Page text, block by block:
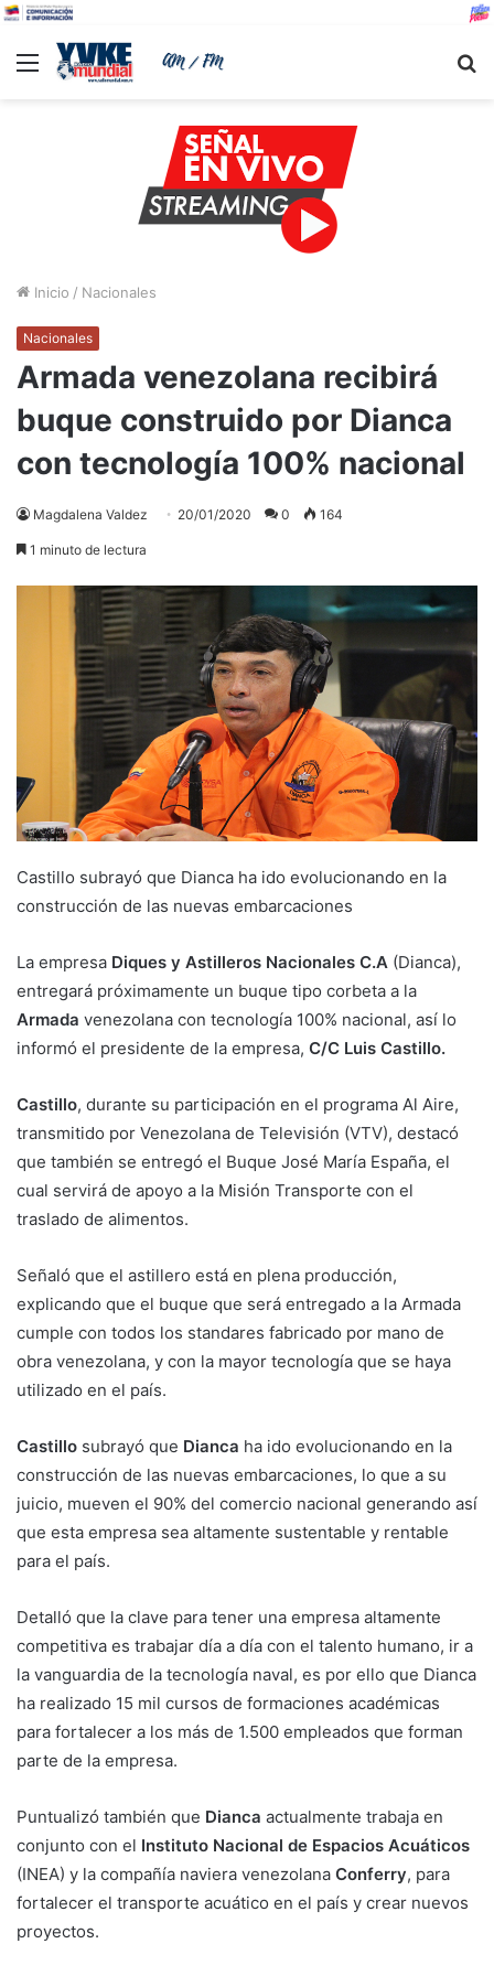
Menu
Inicio / Nacionales
Nacionales
Armada venezolana recibirá
buque construido por Dianca
con tecnología 100% nacional
Magdalena Valdez 20/01/2020 0 164
1 minuto de lectura
Castillo subrayó que Dianca ha ido evolucionando en la
construcción de las nuevas embarcaciones
La empresa Diques y Astilleros Nacionales C.A (Dianca),
entregará próximamente un buque tipo corbeta a la
Armada venezolana con tecnología 100% nacional, así lo
informó el presidente de la empresa, C/C Luis Castillo.
Castillo, durante su participación en el programa Al Aire,
transmitido por Venezolana de Televisión (VTV), destacó
que también se entregó el Buque José María España, el
cual servirá de apoyo a la Misión Transporte con el
traslado de alimentos.
Señaló que el astillero está en plena producción,
explicando que el buque que será entregado a la Armada
cumple con todos los standares fabricado por mano de
obra venezolana, y con la mayor tecnología que se haya
utilizado en el país.
Castillo subrayó que Dianca ha ido evolucionando en la
construcción de las nuevas embarcaciones, lo que a su
juicio, mueven el 90% del comercio nacional generando así
que esta empresa sea altamente sustentable y rentable
para el país.
Detalló que la clave para tener una empresa altamente
competitiva es trabajar día a día con el talento humano, ir a
la vanguardia de la tecnología naval, es por ello que Dianca
ha realizado 15 mil cursos de formaciones académicas
para fortalecer a los más de 1.500 empleados que forman
parte de la empresa.
Puntualizó también que Dianca actualmente trabaja en
conjunto con el Instituto Nacional de Espacios Acuáticos
(INEA) y la compañía naviera venezolana Conferry, para
fortalecer el transporte acuático en el país y crear nuevos
proyectos.